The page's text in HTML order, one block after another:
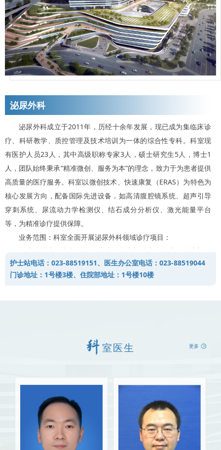
泌尿外科
泌尿外科成立于2011年，历经十余年发展，现已成为集临床诊
疗、科研教学、质控管理及技术培训为一体的综合性专科。科室现
有医护人员23人，其中高级职称专家3人，硕士研究生5人，博士1
人，团队始终秉承“精准微创、服务为本”的理念，致力于为患者提供
高质量的医疗服务。科室以微创技术、快速康复（ERAS）为特色为
核心发展方向，配备国际先进设备，如高清腹腔镜系统、超声引导
穿刺系统、尿流动力学检测仪、结石成分分析仪、激光能量平台
等，为精准诊疗提供保障。
业务范围：科室全面开展泌尿外科领域诊疗项目：
腹腔镜技术：常规开展腹腔镜下肾癌根治术、肾上腺肿瘤切除
术、前列腺癌根治术、乙状结肠代膀胱术等高难度手术，手术创伤
小、恢复快。肿瘤术后结合病理诊断、分子检测及多学科协作
前列腺疾病诊疗：开展经尿道前列腺剜除术（HoLEP、
男科与尿控技术：开展男性功能障碍、慢性前列腺炎、显微镜
下精索静脉曲张手术，神经源性膀胱、顽固性尿频尿急综合征骶神
经调控术（SNM）等疾病的规范化诊治；提升生活质量。
小儿泌尿外科：擅长儿童泌尿系（如隐睾、鞘膜积液、肾积水
等）、微创包皮环切术，依托儿童专用器械及麻醉协作保障手术安
护士站电话：023-88519151、医生办公室电话：023-88519044
门诊地址：1号楼3楼、住院部地址：1号楼10楼
室医生 更多